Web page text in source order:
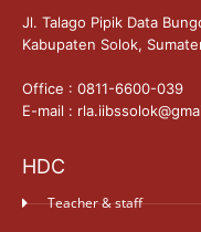
Jl. Talago Pipik Data
Kabupaten Solok,
Office : 0811-6600-039
E-mail :
HDC
Teacher & staff